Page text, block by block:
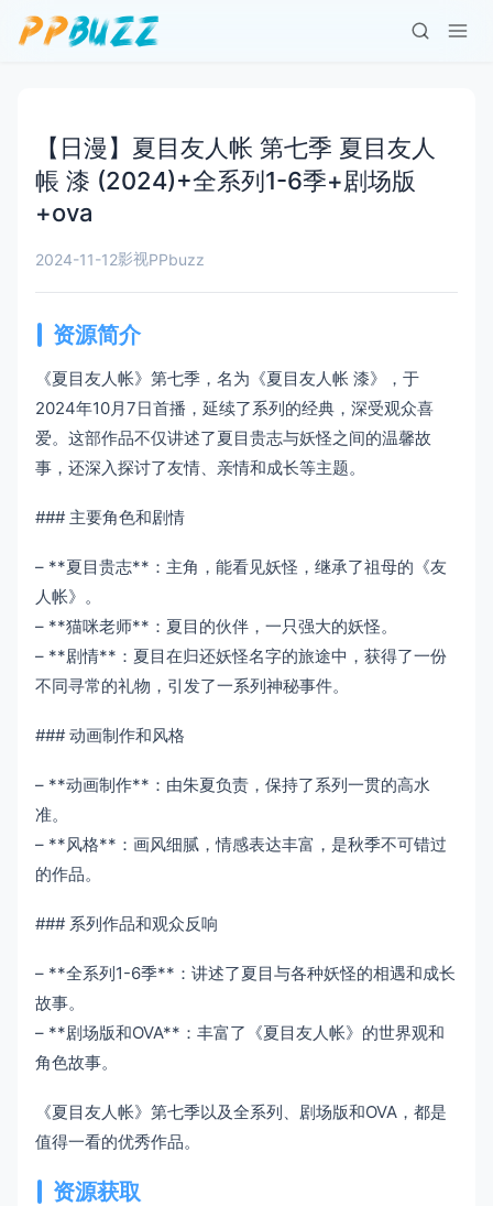
【日漫】夏目友人帐 第七季 夏目友人
帳 漆 (2024)+全系列1-6季+剧场版
+ova
2024-11-12影视PPbuzz
资源简介
《夏目友人帐》第七季，名为《夏目友人帐 漆》，于
2024年10月7日首播，延续了系列的经典，深受观众喜
爱。这部作品不仅讲述了夏目贵志与妖怪之间的温馨故
事，还深入探讨了友情、亲情和成长等主题。
### 主要角色和剧情
– **夏目贵志**：主角，能看见妖怪，继承了祖母的《友
人帐》。
– **猫咪老师**：夏目的伙伴，一只强大的妖怪。
– **剧情**：夏目在归还妖怪名字的旅途中，获得了一份
不同寻常的礼物，引发了一系列神秘事件。
### 动画制作和风格
– **动画制作**：由朱夏负责，保持了系列一贯的高水
准。
– **风格**：画风细腻，情感表达丰富，是秋季不可错过
的作品。
### 系列作品和观众反响
– **全系列1-6季**：讲述了夏目与各种妖怪的相遇和成长
故事。
– **剧场版和OVA**：丰富了《夏目友人帐》的世界观和
角色故事。
《夏目友人帐》第七季以及全系列、剧场版和OVA，都是
值得一看的优秀作品。
资源获取